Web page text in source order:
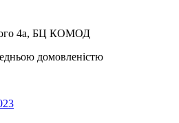
4а, БЦ КОМОД
домовленістю